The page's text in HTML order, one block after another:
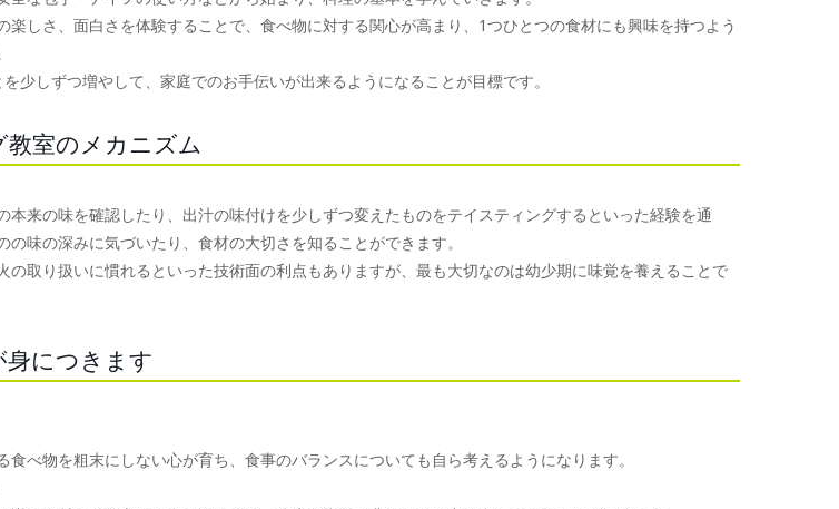
楽しさ、面白さを体験することで、食べ物に対する関心が高まり、1つひとつの食材にも興味を持つよう
少しずつ増やして、家庭でのお手伝いが出来るようになることが目標です。
教室のメカニズム
本来の味を確認したり、出汁の味付けを少しずつ変えたものをテイスティングするといった経験を通
の味の深みに気づいたり、食材の大切さを知ることができます。
の取り扱いに慣れるといった技術面の利点もありますが、最も大切なのは幼少期に味覚を養えることで
につきます
食べ物を粗末にしない心が育ち、食事のバランスについても自ら考えるようになります。